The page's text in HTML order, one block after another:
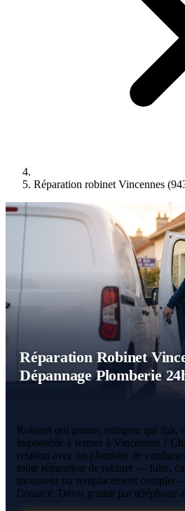
Réparation robinet Vincennes
Réparation Robinet
Dépannage Plomberie
Robinet qui goutte, mitigeur qui fuit,
impossible à fermer à Vincennes ?
relation avec un plombier de
toute réparation de robinet — fuite,
mousseur ou remplacement complet
l'avance. Devis gratuit par téléphone